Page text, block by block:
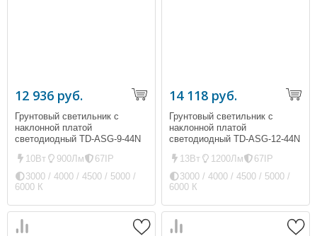
12 936 руб.
Грунтовый светильник с
наклонной платой
светодиодный TD-ASG-9-44N
квадратный
10Вт 900Лм
67IP
3000 / 4000 / 4500 / 5000 /
6000 К
14 118 руб.
Грунтовый светильник с
наклонной платой
светодиодный TD-ASG-12-44N
13Вт
1200Лм
67IP
3000 / 4000 / 4500 / 5000 /
6000 К